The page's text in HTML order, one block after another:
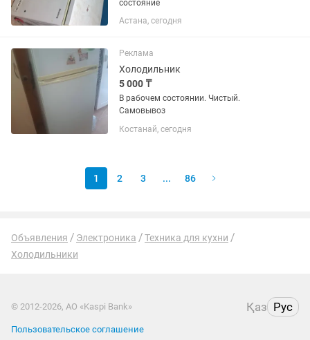
состояние
Астана, сегодня
Реклама
Холодильник
5 000 ₸
В рабочем состоянии. Чистый.
Самовывоз
Костанай, сегодня
1 2 3 ... 86
Объявления Электроника
Техника для кухни
Холодильники
© 2012-2026, АО «Kaspi Bank» Қаз Рус
Пользовательское соглашение